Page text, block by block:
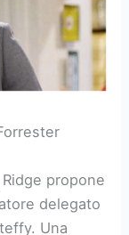
propone
delegato
Una